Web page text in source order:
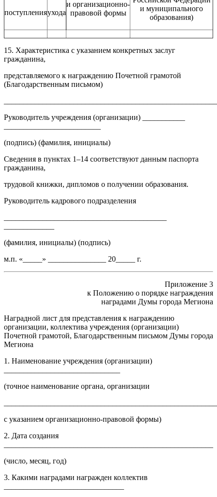
и организационно-
правовой формы
и муниципального
образования)
поступленияухода
15. Характеристика с указанием конкретных заслуг
гражданина,
представляемого к награждению Почетной грамотой
(Благодарственным письмом)
Руководитель учреждения (организации) ___________
(подпись) (фамилия, инициалы)
Сведения в пунктах 1–14 соответствуют данным паспорта
гражданина,
трудовой книжки, дипломов о получении образования.
Руководитель кадрового подразделения
(фамилия, инициалы) (подпись)
м.п. «_____» _______________ 20_____ г.
Приложение 3
к Положению о порядке награждения
наградами Думы города Мегиона
Наградной лист для представления к награждению
организации, коллектива учреждения (организации)
Почетной грамотой, Благодарственным письмом Думы города
Мегиона
1. Наименование учреждения (организации)
(точное наименование органа, организации
с указанием организационно-правовой формы)
2. Дата создания
(число, месяц, год)
3. Какими наградами награжден коллектив